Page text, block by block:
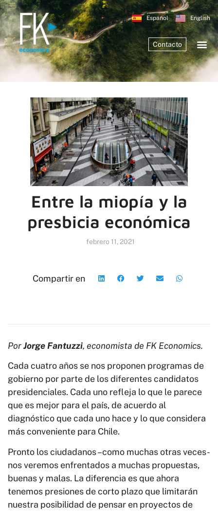
Español English
Contacto
Entre la miopía y la
presbicia económica
febrero 11, 2021
Compartir en
PorJorge Fantuzzi, economista de FK Economics.
Cada cuatro años se nos proponen programas de
gobierno por parte de los diferentes candidatos
presidenciales. Cada uno refleja lo que le parece
que es mejor para el país, de acuerdo al
diagnóstico que cada uno hace y lo que considera
más conveniente para Chile.
Pronto los ciudadanos –como muchas otras veces-
nos veremos enfrentados a muchas propuestas,
buenas y malas. La diferencia es que ahora
tenemos presiones de corto plazo que limitarán
nuestra posibilidad de pensar en proyectos de